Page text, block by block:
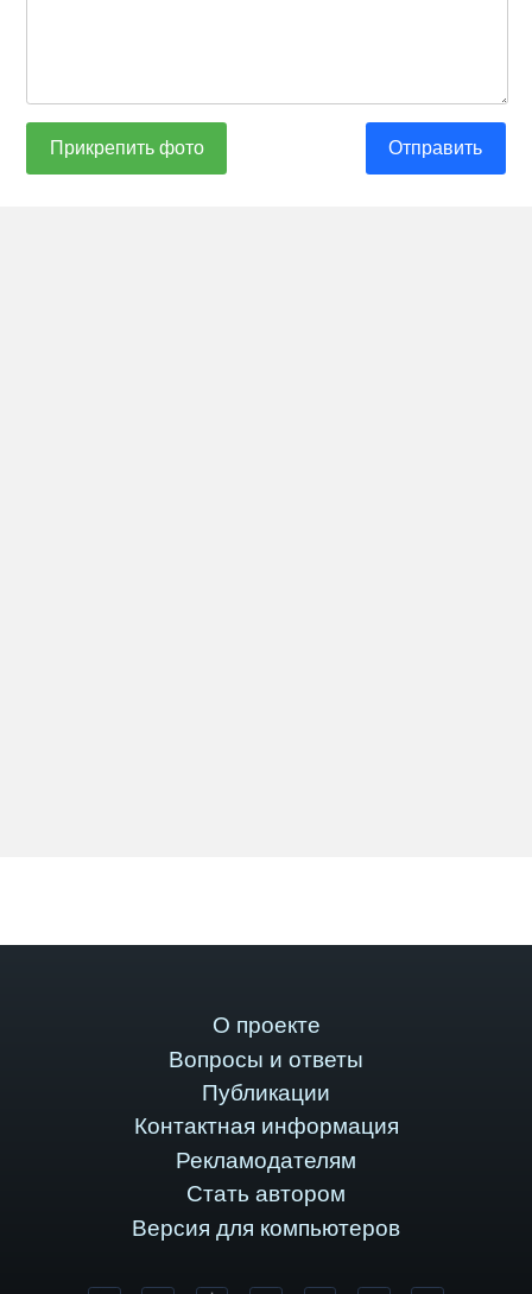
Прикрепить фото Отправить
О проекте
Вопросы и ответы
Публикации
Контактная информация
Рекламодателям
Стать автором
Версия для компьютеров